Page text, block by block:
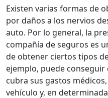
Existen varias formas de
por daños a los nervios
auto. Por lo general, la
compañía de seguros es
de obtener ciertos tipos
ejemplo, puede
cubra sus gastos
vehículo y, en